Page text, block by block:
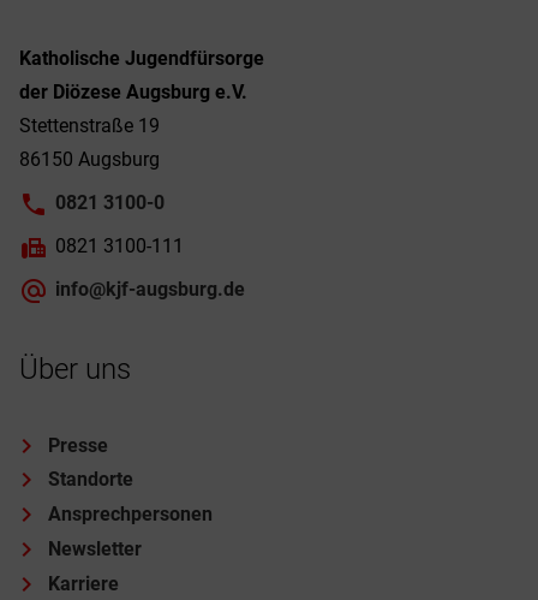
Katholische Jugendfürsorge
der Diözese Augsburg e.V.
Stettenstraße 19
86150 Augsburg
0821 3100-0
0821 3100-111
info@kjf-augsburg.de
Über uns
Presse
Standorte
Ansprechpersonen
Newsletter
Karriere